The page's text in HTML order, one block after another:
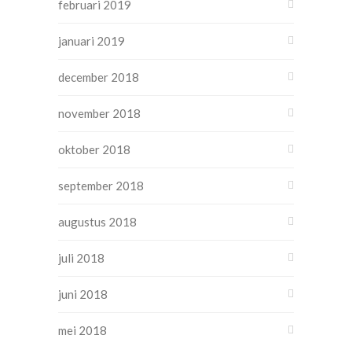
februari 2019
januari 2019
december 2018
november 2018
oktober 2018
september 2018
augustus 2018
juli 2018
juni 2018
mei 2018